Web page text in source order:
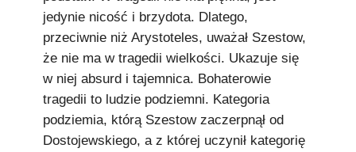
jedynie nicość i brzydota. Dlatego,
przeciwnie niż Arystoteles, uważał Szestow,
że nie ma w tragedii wielkości. Ukazuje się
w niej absurd i tajemnica. Bohaterowie
tragedii to ludzie podziemni. Kategoria
podziemia, którą Szestow zaczerpnął od
Dostojewskiego, a z której uczynił kategorię